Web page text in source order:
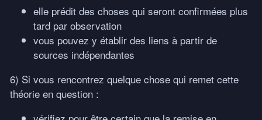
elle prédit des choses qui seront confirmées plus
tard par observation
vous pouvez y établir des liens à partir de
sources indépendantes
6) Si vous rencontrez quelque chose qui remet cette
théorie en question :